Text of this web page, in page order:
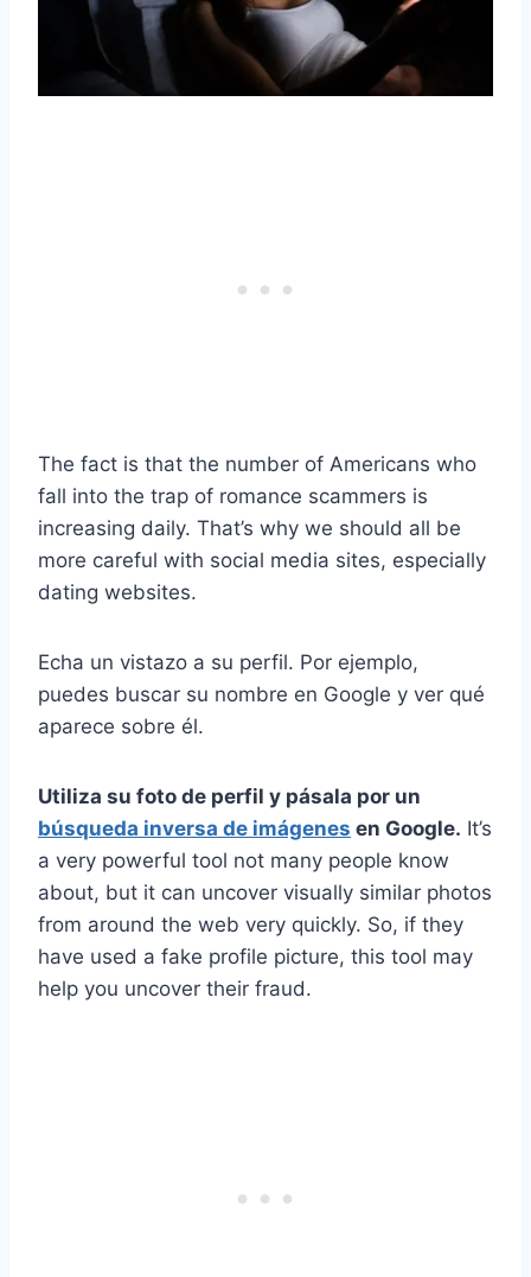
The fact is that the number of Americans who
fall into the trap of romance scammers is
increasing daily. That’s why we should all be
more careful with social media sites, especially
dating websites.
Echa un vistazo a su perfil. Por ejemplo,
puedes buscar su nombre en Google y ver qué
aparece sobre él.
Utiliza su foto de perfil y pásala por un
búsqueda inversa de imágenes en Google. It’s
a very powerful tool not many people know
about, but it can uncover visually similar photos
from around the web very quickly. So, if they
have used a fake profile picture, this tool may
help you uncover their fraud.